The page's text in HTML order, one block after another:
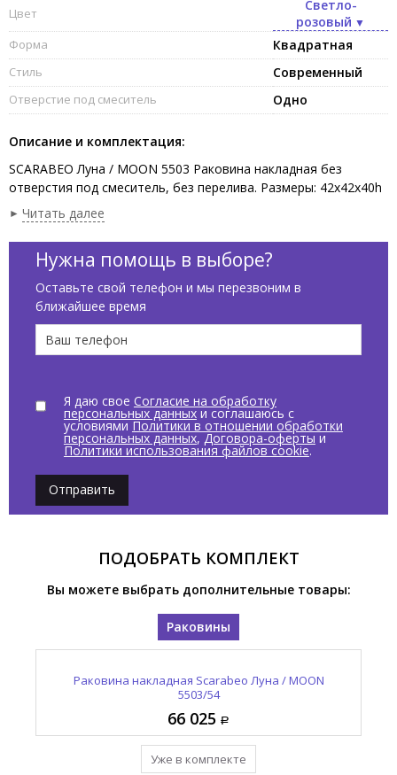
Цвет
Светло-
розовый
Форма Квадратная
Стиль Современный
Отверстие под смеситель Одно
Описание и комплектация:
SCARABEO Луна / MOON 5503 Раковина накладная без
отверстия под смеситель, без перелива. Размеры: 42x42x40h
см. Рекомендуется установка на столешницу. Цвет Античный
розовый / Antique pink.
Читать далее
Нужна помощь в выборе?
Оставьте свой телефон и мы перезвоним в
ближайшее время
Я даю свое Согласие на обработку
персональных данныхи соглашаюсь с
условиямиПолитики в отношении обработки
персональных данных,Договора-офертыи
Политики использования файлов cookie.
Отправить
ПОДОБРАТЬ КОМПЛЕКТ
Вы можете выбрать дополнительные товары:
Раковины
Раковина накладная Scarabeo Луна / MOON
5503/54
66 025
Уже в комплекте